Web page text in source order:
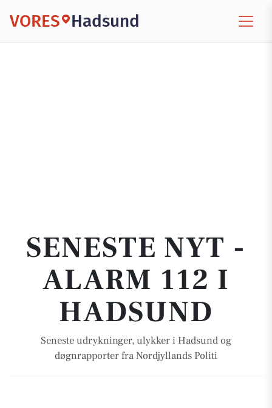
VORES Hadsund
SENESTE NYT -
ALARM 112 I
HADSUND
Seneste udrykninger, ulykker i Hadsund og
døgnrapporter fra Nordjyllands Politi